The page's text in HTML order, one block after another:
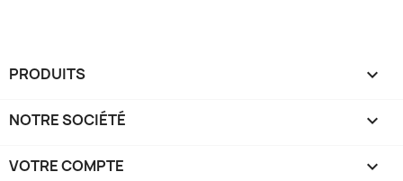
PRODUITS 
NOTRE SOCIÉTÉ 
VOTRE COMPTE 